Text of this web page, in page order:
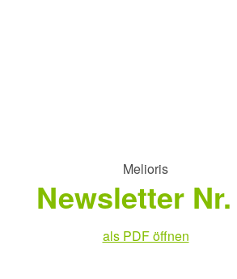
Melioris
Newsletter
als PDF öffnen